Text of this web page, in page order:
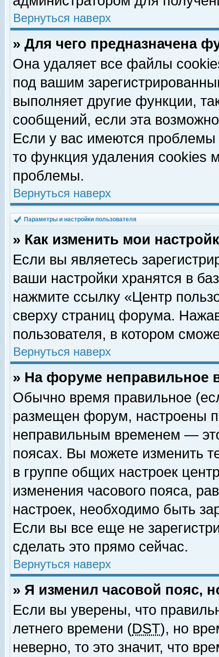
Вернуться наверх
» Для чего предназначена
Она удаляет все файлы
под вашим
выполняет другие функции,
сообщений, если эта
Если у вас имеются
то функция удаления cookies
проблемы.
Вернуться наверх
Параметры и настройки пользователя
» Как изменить мои
Если вы являетесь
ваши настройки хранятся в
нажмите ссылку «Центр
сверху страниц форума.
пользователя, в котором
Вернуться наверх
» На форуме неправильное
Обычно время правильное
размещен форум, настроены
неправильным временем —
поясах. Вы можете изменить
в группе общих настроек
изменения часового пояса,
настроек, необходимо быть
Если вы все еще не
сделать это прямо сейчас.
Вернуться наверх
» Я изменил часовой пояс,
Если вы уверены, что
летнего времени (DST), но
неверно, то это значит, что